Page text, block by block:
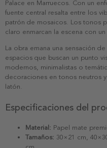
Palace en Marruecos. Con un
fuente central resalta entre los
patrón de mosaicos. Los tonos
claro enmarcan la escena con
La obra emana una sensación
espacios que buscan un punto
modernos, minimalistas o
decoraciones en tonos neutros
latón.
Especificaciones del
Material: Papel mate
Tamaños: 30×21 cm,